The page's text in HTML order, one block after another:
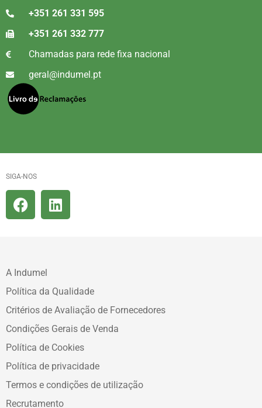
+351 261 331 595
+351 261 332 777
Chamadas para rede fixa nacional
geral@indumel.pt
SIGA-NOS
A Indumel
Política da Qualidade
Critérios de Avaliação de Fornecedores
Condições Gerais de Venda
Política de Cookies
Política de privacidade
Termos e condições de utilização
Recrutamento